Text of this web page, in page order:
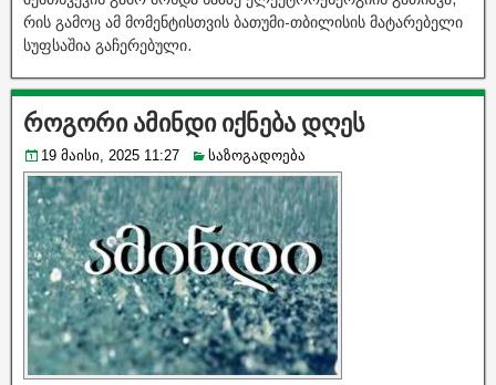
რის გამოც ამ მომენტისთვის ბათუმი-თბილისის მატარებელი
სუფსაშია გაჩერებული.
როგორი ამინდი იქნება დღეს
19 მაისი, 2025 11:27 საზოგადოება